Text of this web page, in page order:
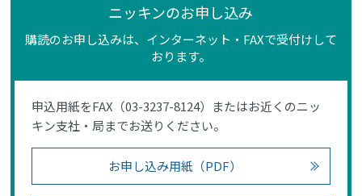
ニッキンのお申し込み
購読のお申し込みは、インターネット・FAXで受付けして
おります。
申込用紙をFAX（03-3237-8124）またはお近くのニッ
キン支社・局までお送りください。
お申し込み用紙（PDF）